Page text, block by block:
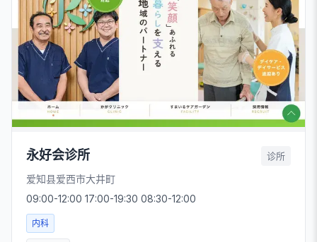
永好会诊所 诊所
爱知县爱西市大井町
09:00-12:00 17:00-19:30 08:30-12:00
内科